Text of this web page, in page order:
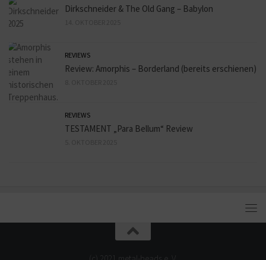
Dirkschneider & The Old Gang – Babylon
REVIEWS
Review: Amorphis – Borderland (bereits erschienen)
REVIEWS
TESTAMENT „Para Bellum“ Review